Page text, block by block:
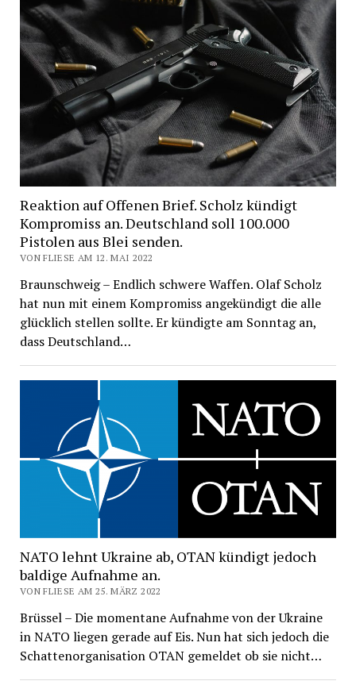
Reaktion auf Offenen Brief. Scholz kündigt
Kompromiss an. Deutschland soll 100.000
Pistolen aus Blei senden.
VON FLIESE AM 12. MAI 2022
Braunschweig – Endlich schwere Waffen. Olaf Scholz
hat nun mit einem Kompromiss angekündigt die alle
glücklich stellen sollte. Er kündigte am Sonntag an,
dass Deutschland…
NATO lehnt Ukraine ab, OTAN kündigt jedoch
baldige Aufnahme an.
VON FLIESE AM 25. MÄRZ 2022
Brüssel – Die momentane Aufnahme von der Ukraine
in NATO liegen gerade auf Eis. Nun hat sich jedoch die
Schattenorganisation OTAN gemeldet ob sie nicht…